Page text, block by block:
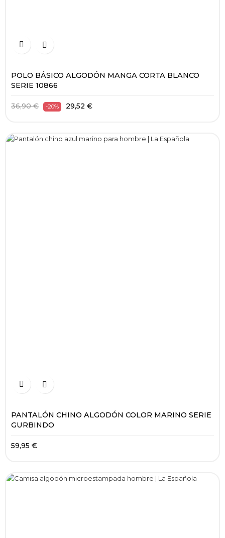
 
POLO BÁSICO ALGODÓN MANGA CORTA BLANCO
SERIE 10866
36,90 € -20% 29,52 €
 
PANTALÓN CHINO ALGODÓN COLOR MARINO SERIE
GURBINDO
59,95 €